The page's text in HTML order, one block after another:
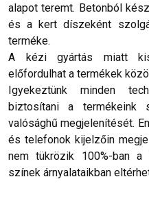
alapot teremt. Betonból
és a kert díszeként
terméke.
A kézi gyártás miatt
előfordulhat a termékek
Igyekeztünk minden
biztosítani a termékeink
valósághű megjelenítését.
és telefonok kijelzőin
nem tükrözik 100%-ban
színek árnyalataikban